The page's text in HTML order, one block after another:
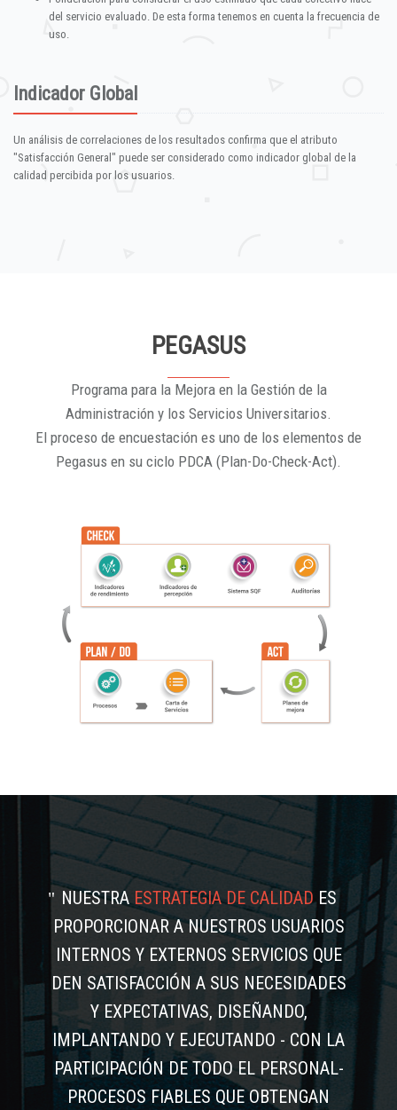
del servicio evaluado. De esta forma tenemos en cuenta la frecuencia de
uso.
Indicador Global
Un análisis de correlaciones de los resultados confirma que el atributo
"Satisfacción General" puede ser considerado como indicador global de la
calidad percibida por los usuarios.
PEGASUS
Programa para la Mejora en la Gestión de la
Administración y los Servicios Universitarios.
El proceso de encuestación es uno de los elementos de
Pegasus en su ciclo PDCA (Plan-Do-Check-Act).
NUESTRAESTRATEGIA DE CALIDADES
PROPORCIONAR A NUESTROS USUARIOS
INTERNOS Y EXTERNOS SERVICIOS QUE
DEN SATISFACCIÓN A SUS NECESIDADES
Y EXPECTATIVAS, DISEÑANDO,
IMPLANTANDO Y EJECUTANDO - CON LA
PARTICIPACIÓN DE TODO EL PERSONAL-
PROCESOS FIABLES QUE OBTENGAN